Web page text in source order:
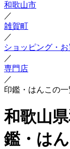
和歌山市
／
雑賀町
／
ショッピング・
／
専門店
／
印鑑・はんこの一
和歌山
鑑・は